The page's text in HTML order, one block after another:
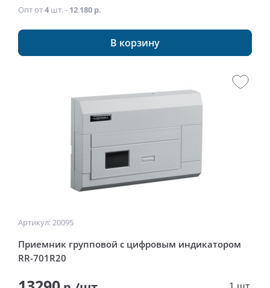
Опт от4 шт. - 12 180 р.
В корзину
Артикул: 20095
Приемник групповой с цифровым индикатором
RR-701R20
1 шт.